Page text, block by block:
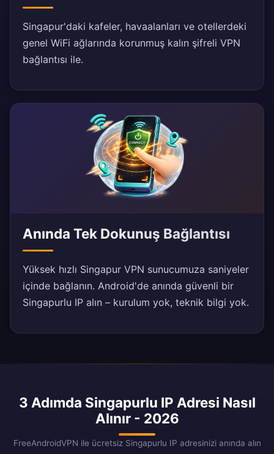
Singapur'daki kafeler, havaalanları ve otellerdeki
genel WiFi ağlarında korunmuş kalın şifreli VPN
bağlantısı ile.
Anında Tek Dokunuş Bağlantısı
Yüksek hızlı Singapur VPN sunucumuza saniyeler
içinde bağlanın. Android'de anında güvenli bir
Singapurlu IP alın – kurulum yok, teknik bilgi yok.
3 Adımda Singapurlu IP Adresi Nasıl
Alınır - 2026
FreeAndroidVPN ile ücretsiz Singapurlu IP adresinizi anında alın